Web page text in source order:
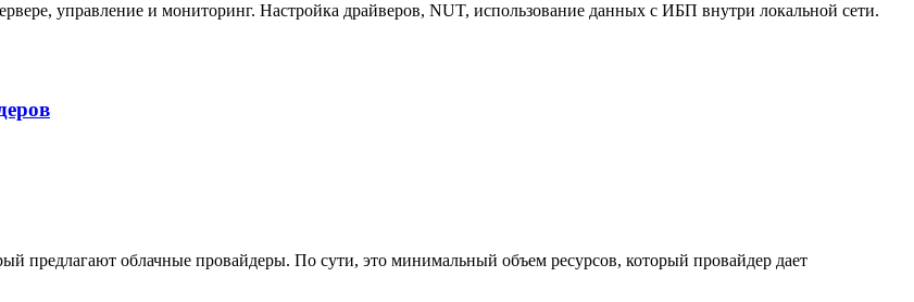
управление и мониторинг. Настройка драйверов, NUT, использование данных с ИБП внутри локальной сети.
предлагают облачные провайдеры. По сути, это минимальный объем ресурсов, который провайдер дает